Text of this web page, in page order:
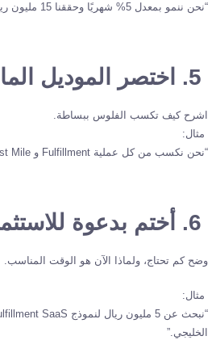
“نحن ننمو بمعدل 5% شهريًا وحققنا 15 مليون ريال في 2024.”
اشرح كيف تكسب الفلوس ببساطة.
مثال:
“نحن نكسب من كل عملية Fulfillment و Last Mile تتم عبر شبكتنا.”
وضح كم تحتاج، ولماذا الآن هو الوقت المناسب.
مثال:
الخليجي.”